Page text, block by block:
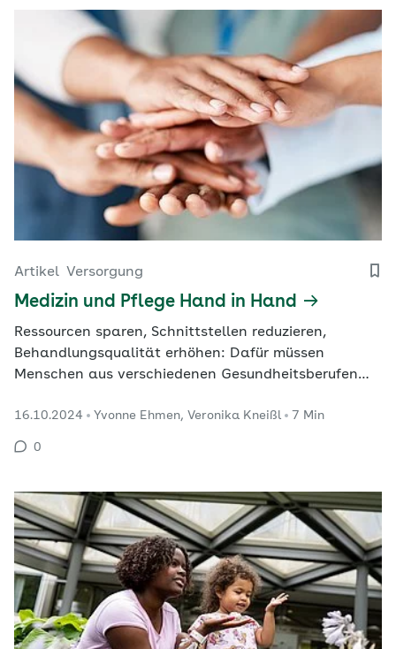
Artikel Versorgung
Medizin und Pflege Hand in Hand
Ressourcen sparen, Schnittstellen reduzieren,
Behandlungsqualität erhöhen: Dafür müssen
Menschen aus verschiedenen Gesundheitsberufen
Medizin und Pflege fördern interprofessionelle Teams
und verbessern damit die Gesundheitsversorgung.
16.10.2024 Yvonne Ehmen, Veronika Kneißl 7 Min
0